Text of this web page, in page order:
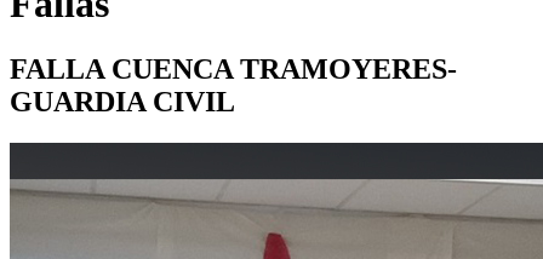
FALLA CUENCA TRAMOYERES-
GUARDIA CIVIL